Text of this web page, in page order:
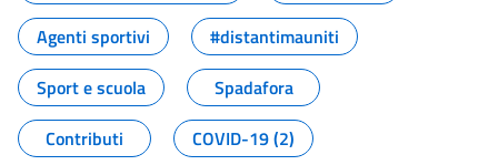
Agenti sportivi
#distantimauniti
Sport e scuola
Spadafora
Contributi
COVID-19 (2)